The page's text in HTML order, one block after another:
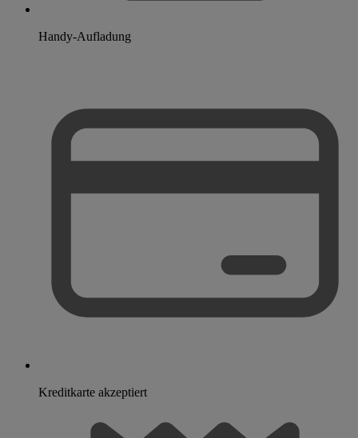
Handy-Aufladung
Kreditkarte akzeptiert